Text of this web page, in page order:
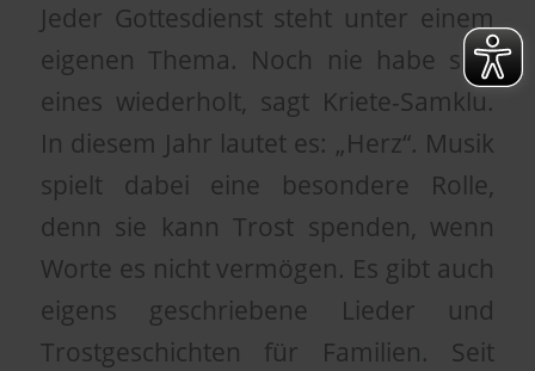
Jeder Gottesdienst steht unter einem
eigenen Thema. Noch nie habe sich
eines wiederholt, sagt Kriete-Samklu.
In diesem Jahr lautet es: „Herz“. Musik
spielt dabei eine besondere Rolle,
denn sie kann Trost spenden, wenn
Worte es nicht vermögen. Es gibt auch
eigens geschriebene Lieder und
Trostgeschichten für Familien. Seit